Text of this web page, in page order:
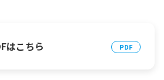
はこちら